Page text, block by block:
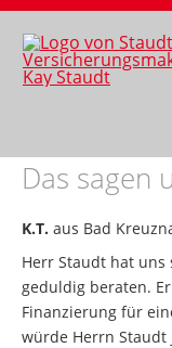
Das sagen
K.T. aus Bad
Herr Staudt hat
geduldig beraten.
Finanzierung für
würde Herrn